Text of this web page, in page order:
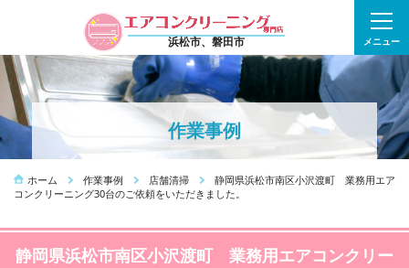
浜松市、磐田市 メニュー
作業事例
ホーム 作業事例 店舗清掃
静岡県浜松市南区小沢渡町 業務用エア
コンクリーニング30台のご依頼をいただきました。
静岡県浜松市南区小沢渡町 業務用エアコンクリー